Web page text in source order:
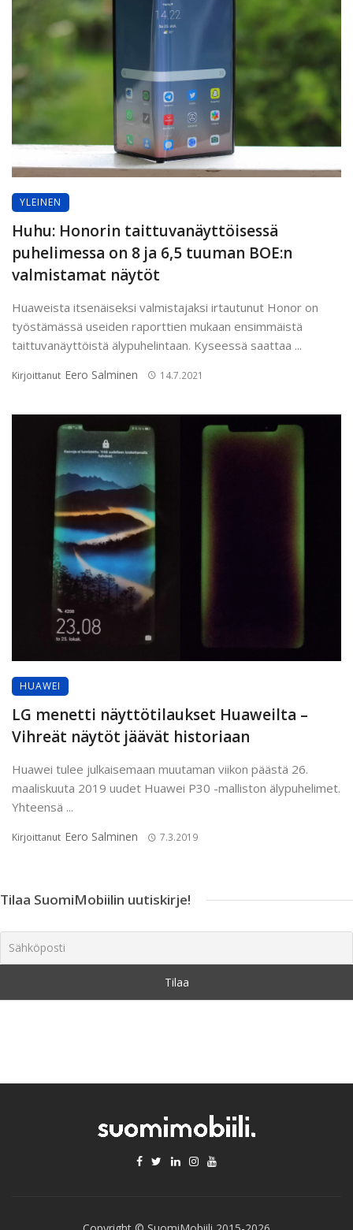
YLEINEN
Huhu: Honorin taittuvanäyttöisessä
puhelimessa on 8 ja 6,5 tuuman BOE:n
valmistamat näytöt
Huaweista itsenäiseksi valmistajaksi irtautunut Honor on
työstämässä useiden raporttien mukaan ensimmäistä
taittuvanäyttöistä älypuhelintaan. Kyseessä saattaa ...
Kirjoittanut Eero Salminen 14.7.2021
HUAWEI
LG menetti näyttötilaukset Huaweilta –
Vihreät näytöt jäävät historiaan
Huawei tulee julkaisemaan muutaman viikon päästä 26.
maaliskuuta 2019 uudet Huawei P30 -malliston älypuhelimet.
Yhteensä ...
Kirjoittanut Eero Salminen 7.3.2019
Tilaa SuomiMobiilin uutiskirje!